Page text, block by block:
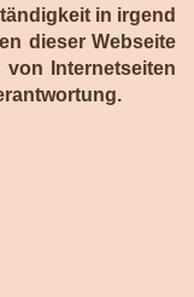
in irgend
dieser Webseite
Internetseiten